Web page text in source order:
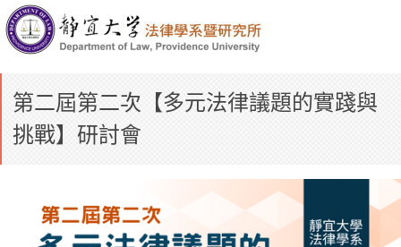
第二屆第二次【多元法律議題的實踐與
挑戰】研討會